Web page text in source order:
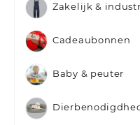
Zakelijk &
Cadeaubonnen
Baby & peuter